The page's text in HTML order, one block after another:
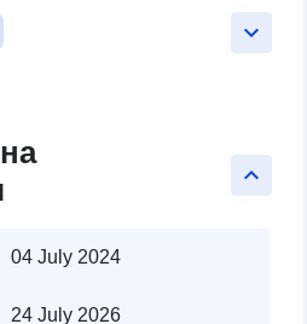
keyboard_arrow_down
keyboard_arrow_up
04 July 2024
24 July 2026